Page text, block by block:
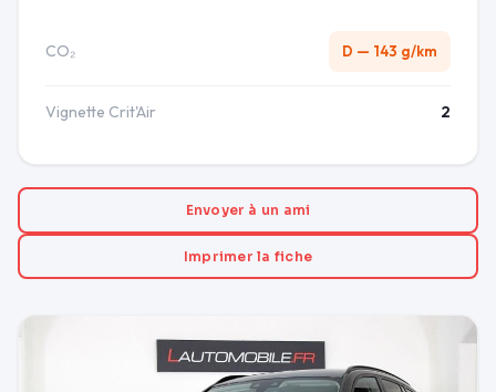
CO₂ D — 143 g/km
Vignette Crit'Air 2
Envoyer à un ami
Imprimer la fiche